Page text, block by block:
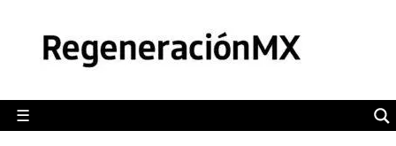
content
☰
POLÍTICA
CAMALEÓN